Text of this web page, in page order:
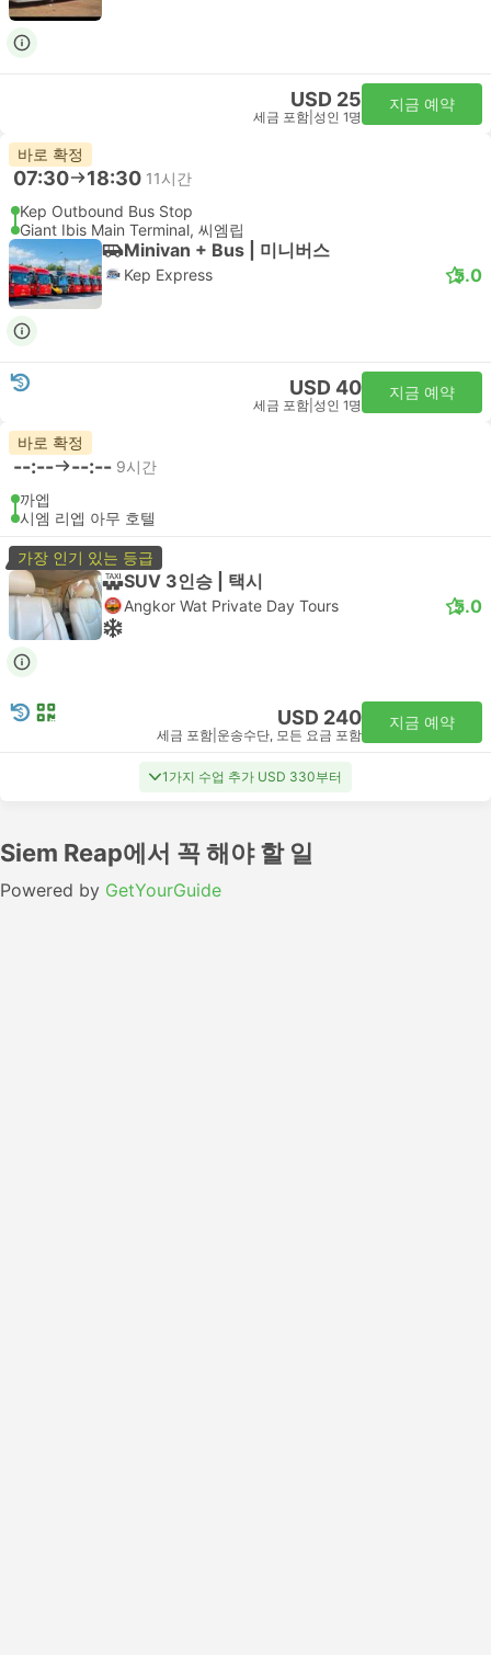
USD 25
세금 포함 성인 1명
지금 예약
바로 확정
07:30 18:30 11시간
Kep Outbound Bus Stop
Giant Ibis Main Terminal, 씨엠립
Minivan + Bus | 미니버스
Kep Express 5.0
USD 40
세금 포함 성인 1명
지금 예약
바로 확정
--:-- --:-- 9시간
까엡
시엠 리엡 아무 호텔
가장 인기 있는 등급
SUV 3인승 | 택시
Angkor Wat Private Day Tours 5.0
USD 240
세금 포함 운송수단, 모든 요금 포함
지금 예약
1가지 수업 추가 USD 330부터
Siem Reap에서 꼭 해야 할 일
Powered by GetYourGuide